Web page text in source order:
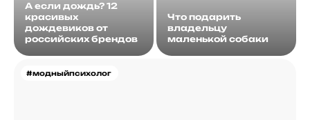
А если дождь? 12
красивых
дождевиков от
российских брендов
#модныйпсихолог
Что подарить
владельцу
маленькой собаки